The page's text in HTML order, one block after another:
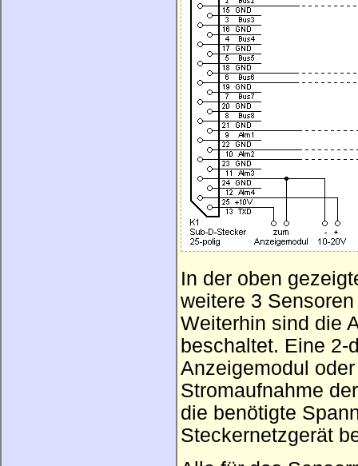
In der oben
weitere 3
Weiterhin sind die
beschaltet. Eine 2-
Anzeigemodul
Stromaufnahme
die benötigte
Steckernetzgerät